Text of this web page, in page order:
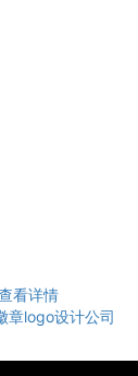
看详情
章logo设计公司